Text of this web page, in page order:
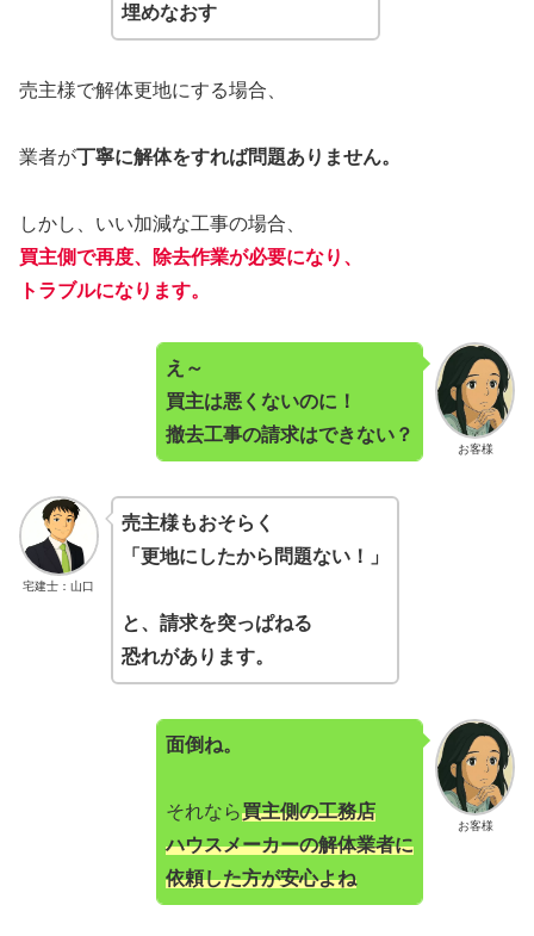
埋めなおす
売主様で解体更地にする場合、
業者が丁寧に解体をすれば問題ありません。
しかし、いい加減な工事の場合、
買主側で再度、除去作業が必要になり、
トラブルになります。
お客様
え～
買主は悪くないのに！
撤去工事の請求はできない？
宅建士：山口
売主様もおそらく
「更地にしたから問題ない！」
と、請求を突っぱねる
恐れがあります。
お客様
面倒ね。
それなら買主側の工務店
ハウスメーカーの解体業者に
依頼した方が安心よね